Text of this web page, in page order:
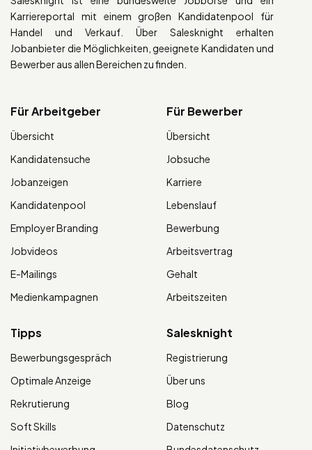
Karriereportal mit einem großen Kandidatenpool für
Handel und Verkauf. Über Salesknight erhalten
Jobanbieter die Möglichkeiten, geeignete Kandidaten und
Bewerber aus allen Bereichen zu finden.
Für Arbeitgeber
Übersicht
Kandidatensuche
Jobanzeigen
Kandidatenpool
Employer Branding
Jobvideos
E-Mailings
Medienkampagnen
Für Bewerber
Übersicht
Jobsuche
Karriere
Lebenslauf
Bewerbung
Arbeitsvertrag
Gehalt
Arbeitszeiten
Tipps
Bewerbungsgespräch
Optimale Anzeige
Rekrutierung
Soft Skills
Salesknight
Registrierung
Über uns
Blog
Datenschutz